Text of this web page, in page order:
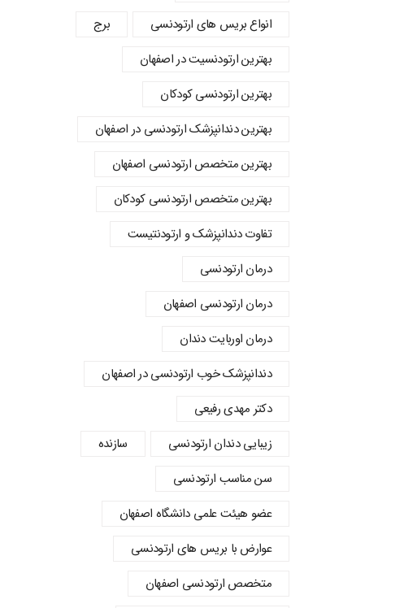
انواع بریس های ارتودنسی
برج
بهترین ارتودنسیت در اصفهان
بهترین ارتودنسی کودکان
بهترین دندانپزشک ارتودنسی در اصفهان
بهترین متخصص ارتودنسی اصفهان
بهترین متخصص ارتودنسی کودکان
تفاوت دندانپزشک و ارتودنتیست
درمان ارتودنسی
درمان ارتودنسی اصفهان
درمان اوربایت دندان
دندانپزشک خوب ارتودنسی در اصفهان
دکتر مهدی رفیعی
زیبایی دندان ارتودنسی
سازنده
سن مناسب ارتودنسی
عضو هیئت علمی دانشگاه اصفهان
عوارض با بریس های ارتودنسی
متخصص ارتودنسی اصفهان